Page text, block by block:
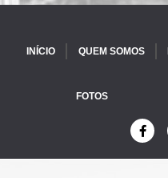
INÍCIO QUEM SOMOS
FOTOS